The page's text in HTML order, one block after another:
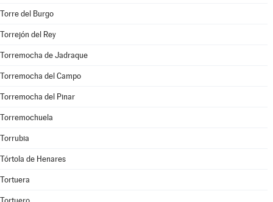
Torre del Burgo
Torrejón del Rey
Torremocha de Jadraque
Torremocha del Campo
Torremocha del Pinar
Torremochuela
Torrubia
Tórtola de Henares
Tortuera